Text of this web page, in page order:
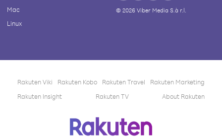
Mac
Linux
© 2026Viber Media S.à r.l.
Rakuten Viki Rakuten Kobo Rakuten Travel
Rakuten Marketing
Rakuten Insight
Rakuten TV About Rakuten